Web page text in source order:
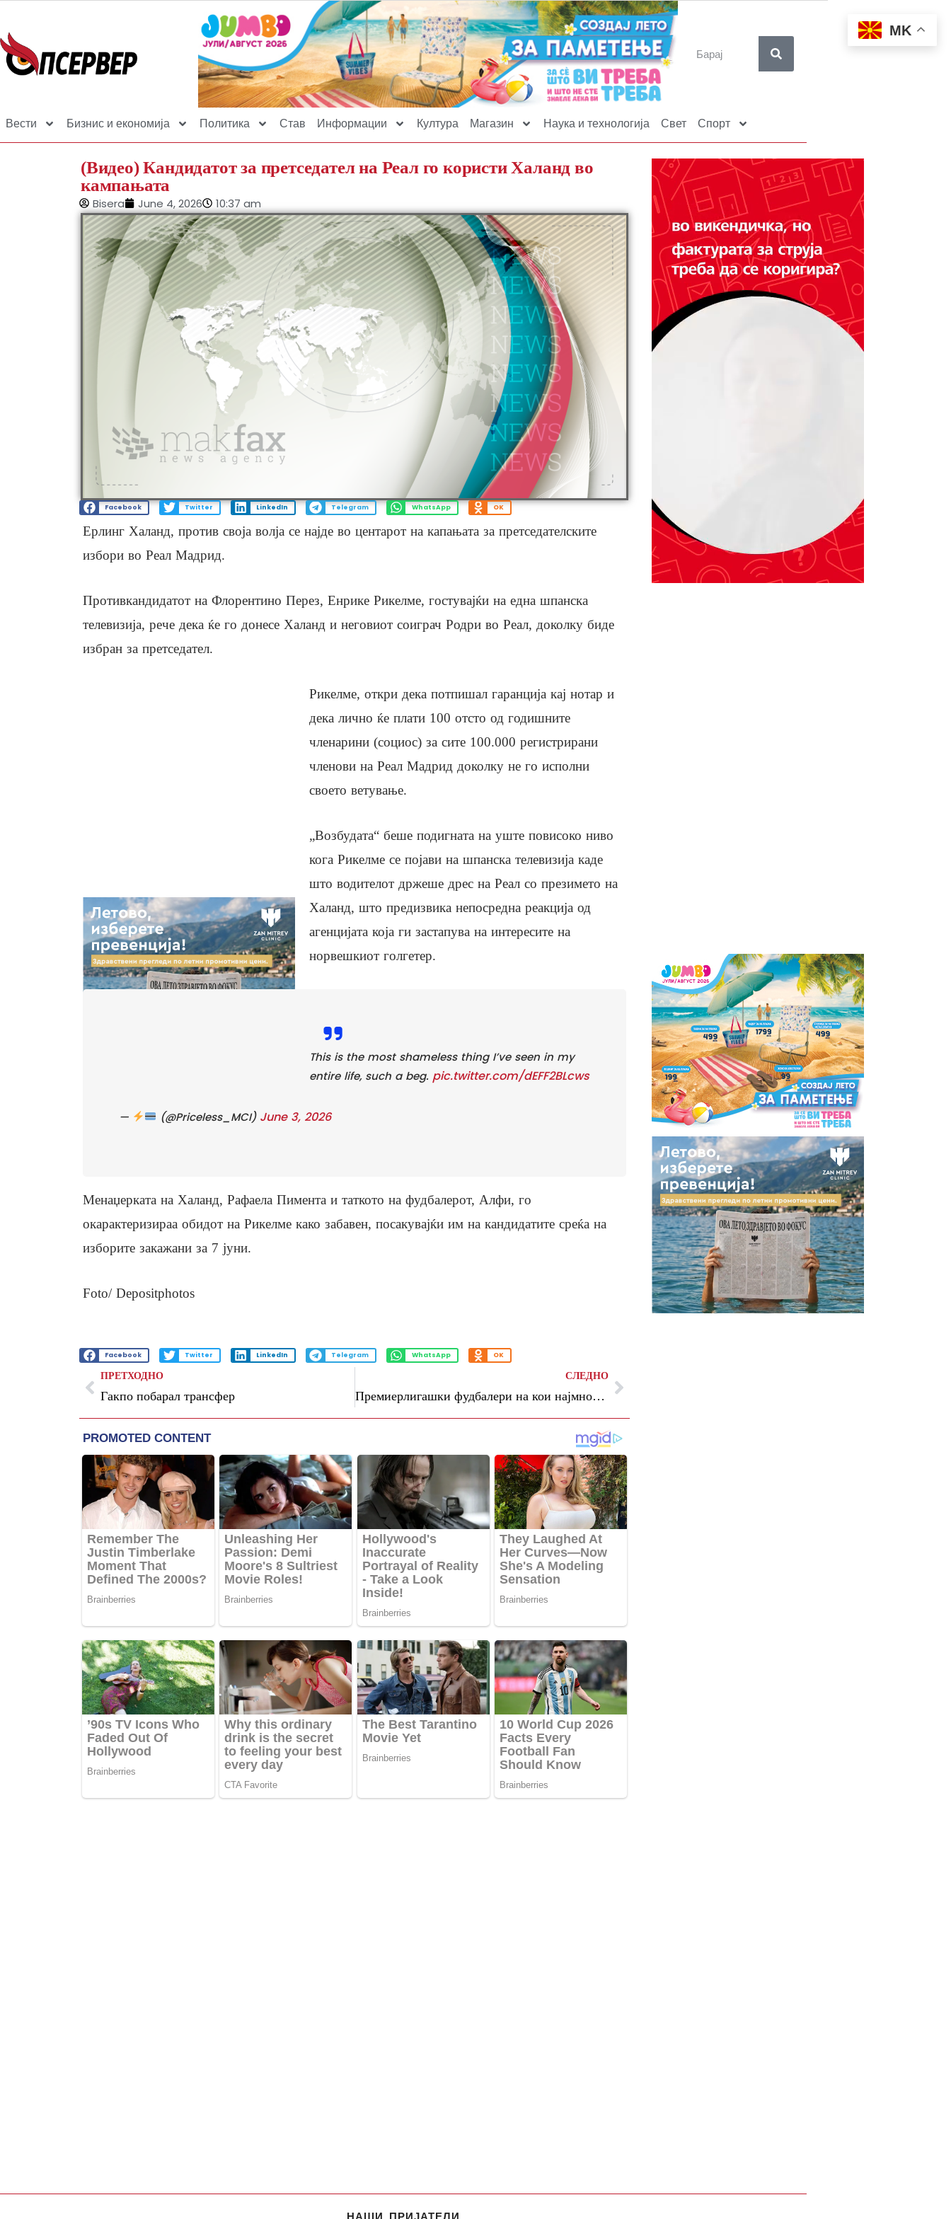
Вести Бизнис и економија Политика Став Информации Култура Магазин Наука и технологија Свет Спорт
(Видео) Кандидатот за претседател на Реал го користи Халанд во
кампањата
Bisera June 4, 2026 10:37 am
Facebook Twitter LinkedIn Telegram WhatsApp OK
Ерлинг Халанд, против своја волја се најде во центарот на капањата за претседателските
избори во Реал Мадрид.
Противкандидатот на Флорентино Перез, Енрике Рикелме, гостувајќи на една шпанска
телевизија, рече дека ќе го донесе Халанд и неговиот соиграч Родри во Реал, доколку биде
избран за претседател.
Рикелме, откри дека потпишал гаранција кај нотар и
дека лично ќе плати 100 отсто од годишните
членарини (социос) за сите 100.000 регистрирани
членови на Реал Мадрид доколку не го исполни
своето ветување.
„Возбудата“ беше подигната на уште повисоко ниво
кога Рикелме се појави на шпанска телевизија каде
што водителот држеше дрес на Реал со презимето на
Халанд, што предизвика непосредна реакција од
агенцијата која ги застапува на интересите на
норвешкиот голгетер.
This is the most shameless thing I’ve seen in my
entire life, such a beg. pic.twitter.com/dEFF2BLcws
— (@Priceless_MCI) June 3, 2026
Менаџерката на Халанд, Рафаела Пимента и таткото на фудбалерот, Алфи, го
окарактеризираа обидот на Рикелме како забавен, посакувајќи им на кандидатите среќа на
изборите закажани за 7 јуни.
Foto/ Depositphotos
Facebook Twitter LinkedIn Telegram WhatsApp OK
ПРЕТХОДНО
Гакпо побарал трансфер
СЛЕДНО
Премиерлигашки фудбалери на кои најмногу им паднала цената – Кулушевски ја предводи листата
MK